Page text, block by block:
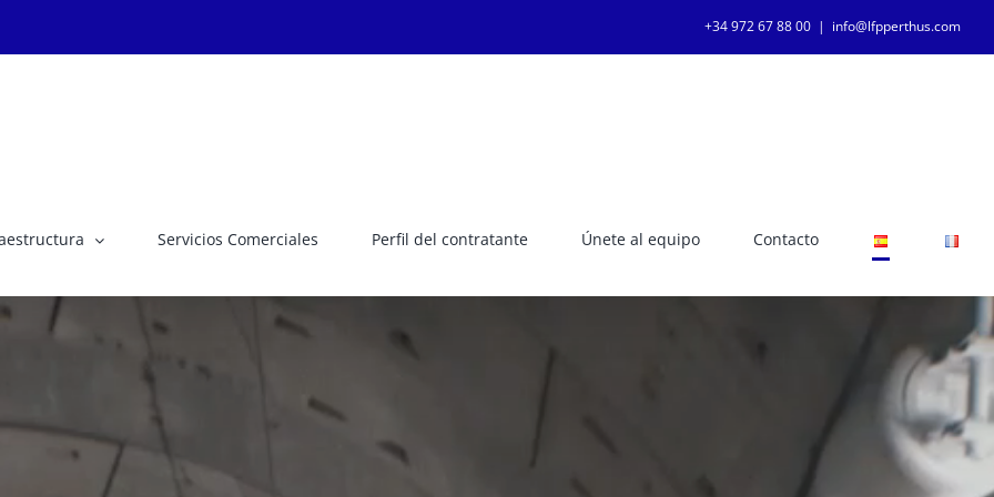
+34 972 67 88 00 | info@lfpperthus.com
Servicios Comerciales Perfil del contratante Únete al equipo Contacto